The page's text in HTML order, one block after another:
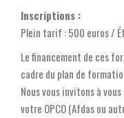
Inscriptions :
Plein tarif : 500 euros /
Le financement de ces
cadre du plan de
Nous vous invitons à
votre OPCO (Afdas ou